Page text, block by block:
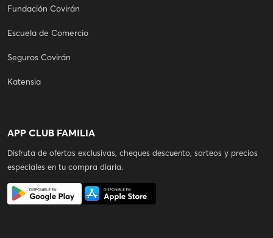
Fundación Covirán
Escuela de Comercio
Seguros Covirán
Katensia
APP CLUB FAMILIA
Disfruta de ofertas exclusivas, cheques descuento, sorteos y precios
especiales en tu compra diaria.